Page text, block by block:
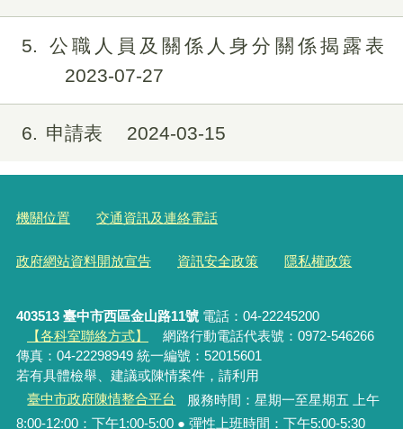
5
公職人員及關係人身分關係揭露表
2023-07-27
6 申請表 2024-03-15
機關位置 交通資訊及連絡電話
政府網站資料開放宣告 資訊安全政策 隱私權政策
403513 臺中市西區金山路11號電話：04-22245200
【各科室聯絡方式】
網路行動電話代表號：0972-546266
傳真：04-22298949 統一編號：52015601
若有具體檢舉、建議或陳情案件，請利用
臺中市政府陳情整合平台
服務時間：星期一至星期五 上午
8:00-12:00：下午1:00-5:00 ● 彈性上班時間：下午5:00-5:30